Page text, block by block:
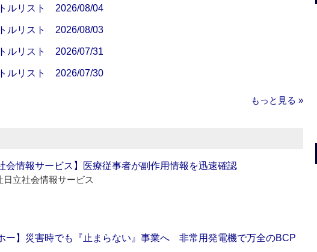
ルリスト 2026/08/04
ルリスト 2026/08/03
ルリスト 2026/07/31
ルリスト 2026/07/30
もっと見る »
会情報サービス】医療従事者が副作用情報を迅速確認
日立社会情報サービス
ー】災害時でも『止まらない』事業へ 非常用発電機で万全のBCP